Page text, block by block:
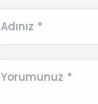
Adınız *
Yorumunuz *